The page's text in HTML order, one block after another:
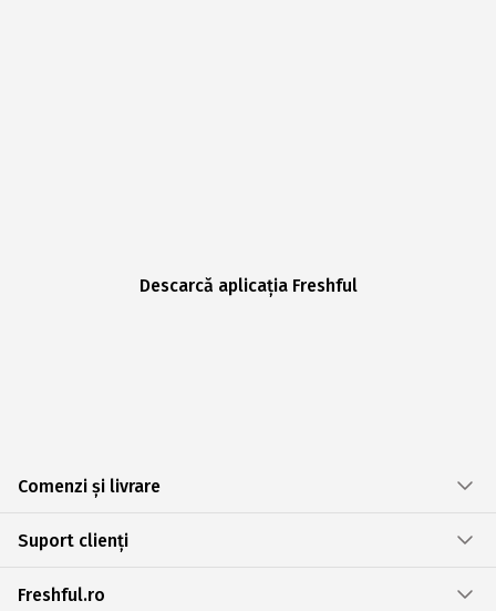
Descarcă aplicația Freshful
Comenzi și livrare
Suport clienți
Freshful.ro